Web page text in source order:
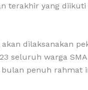
terakhir yang
dilaksanakan
seluruh warga
penuh rahmat